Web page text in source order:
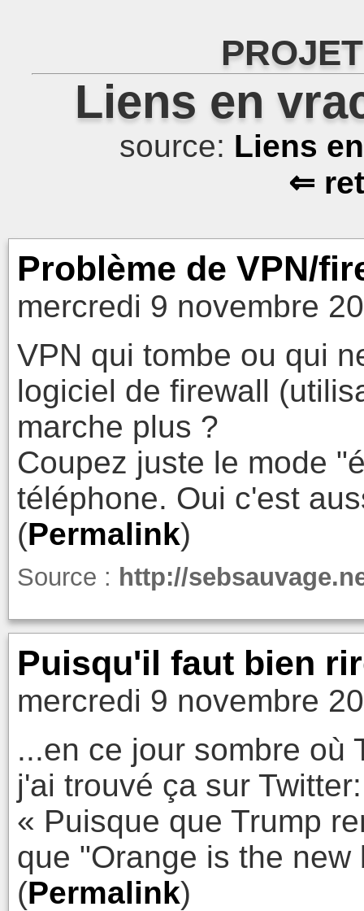
Liens en
source: Liens
⇐
Problème de VPN/
mercredi 9 novembre
VPN qui tombe ou qui
logiciel de firewall
marche plus ?
Coupez juste le mode
téléphone. Oui c'est
(Permalink)
Source : http://
Puisqu'il faut bien
mercredi 9 novembre
...en ce jour sombre où
j'ai trouvé ça sur Twitter:
« Puisque que Trump
que "Orange is the new
(Permalink)